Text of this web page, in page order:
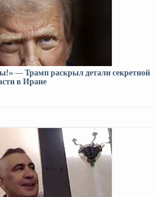
— Трамп раскрыл детали секретной
в Иране